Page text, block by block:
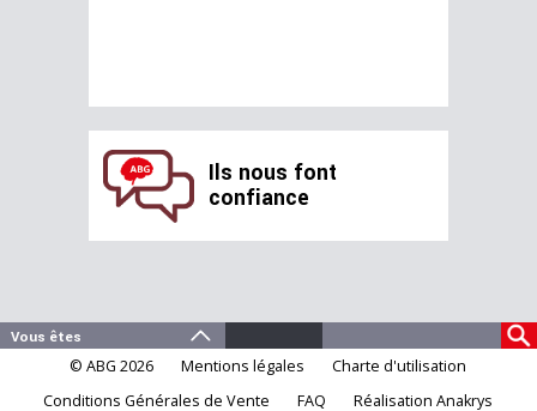
Ils nous font
confiance
© ABG 2026 Mentions légales
Charte d'utilisation
Conditions Générales de Vente
FAQ Réalisation Anakrys